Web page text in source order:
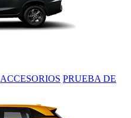
ACCESORIOS PRUEBA DE